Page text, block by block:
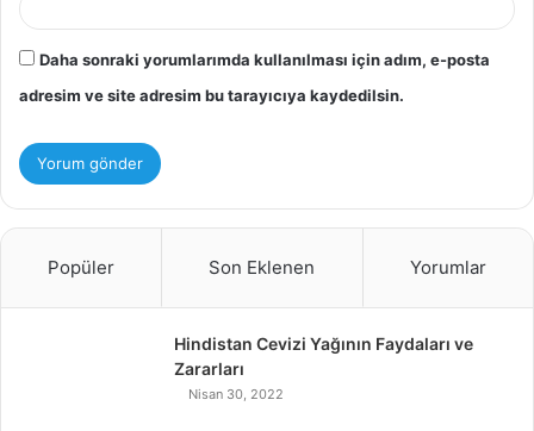
Daha sonraki yorumlarımda kullanılması için adım, e-posta
adresim ve site adresim bu tarayıcıya kaydedilsin.
Popüler Son Eklenen Yorumlar
Hindistan Cevizi Yağının Faydaları ve
Zararları
Nisan 30, 2022